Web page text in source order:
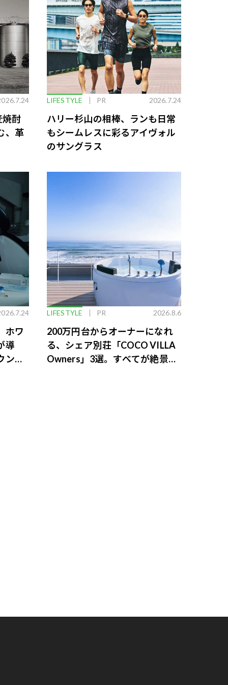
焼酎
、革
LIFESTYLE PR 2026.7.24
ハリー杉山の相棒、ランも日常
もシームレスに彩るアイヴォル
のサングラス
ホワ
導
ンジ
LIFESTYLE PR 2026.8.6
200万円台からオーナーになれ
る、シェア別荘「COCO VILLA
Owners」3選。すべてが絶景、